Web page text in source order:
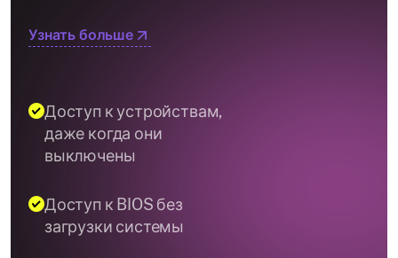
Узнать больше
Доступ к устройствам,
даже когда они
выключены
Доступ к BIOS без
загрузки системы